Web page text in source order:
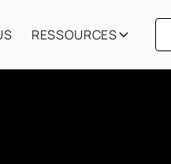
RESSOURCES